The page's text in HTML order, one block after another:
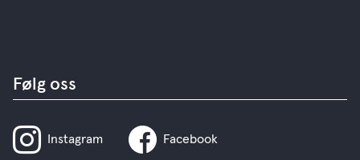
Følg oss
Instagram Facebook